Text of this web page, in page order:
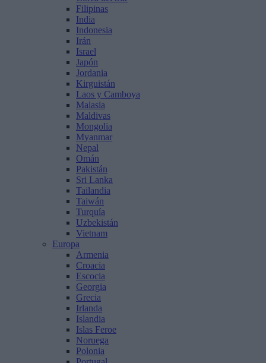
Filipinas
India
Indonesia
Irán
Israel
Japón
Jordania
Kirguistán
Laos y Camboya
Malasia
Maldivas
Mongolia
Myanmar
Nepal
Omán
Pakistán
Sri Lanka
Tailandia
Taiwán
Turquía
Uzbekistán
Vietnam
Europa
Armenia
Croacia
Escocia
Georgia
Grecia
Irlanda
Islandia
Islas Feroe
Noruega
Polonia